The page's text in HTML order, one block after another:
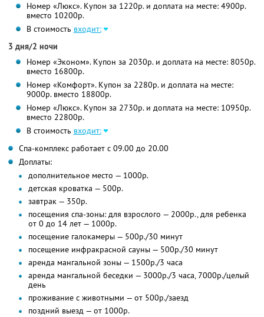
Номер «Люкс». Купон за 1220р. и доплата на месте: 4900р.
вместо 10200р.
В стоимость входит:
3 дня/2 ночи
Номер «Эконом». Купон за 2030р. и доплата на месте: 8050р.
вместо 16800р.
Номер «Комфорт». Купон за 2280р. и доплата на месте:
9000р. вместо 18800р.
Номер «Люкс». Купон за 2730р. и доплата на месте: 10950р.
вместо 22800р.
В стоимость входит:
Спа-комплекс работает с 09.00 до 20.00
Доплаты:
дополнительное место — 1000р.
детская кроватка — 500р.
завтрак — 350р.
посещения спа-зоны: для взрослого — 2000р., для ребенка
от 0 до 14 лет — 1000р.
посещение галокамеры — 500р./30 минут
посещение инфракрасной сауны — 500р./30 минут
аренда мангальной зоны — 1500р./3 часа
аренда мангальной беседки — 3000р./3 часа, 7000р./целый
день
проживание с животными — от 500р./заезд
поздний выезд — от 1000р.